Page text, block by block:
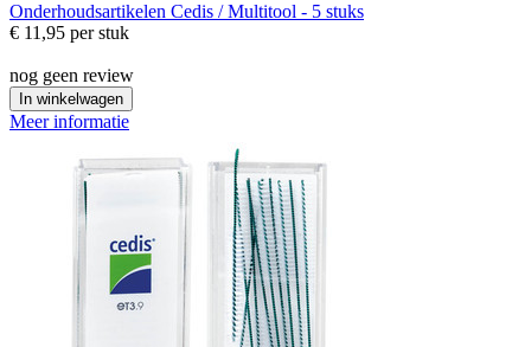
Onderhoudsartikelen Cedis / Multitool - 5 stuks
€ 11,95 per stuk
nog geen review
In winkelwagen
Meer informatie